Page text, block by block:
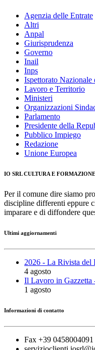
Agenzia delle Entrate
Altri
Anpal
Giurisprudenza
Governo
Inail
Inps
Ispettorato
Lavoro e Territorio
Ministeri
Organizzazioni
Parlamento
Presidente della
Pubblico Impiego
Redazione
Unione Europea
IO SRL CULTURA E FORMAZIONE
Per il comune dire siamo
discipline differenti eppure
imparare e di diffondere
Ultimi aggiornamenti
2026 - La Rivista del
4 agosto
Il Lavoro in Gazzetta
1 agosto
Informazioni di contatto
Fax +39 0458004091